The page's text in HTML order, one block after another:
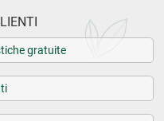
gratuite